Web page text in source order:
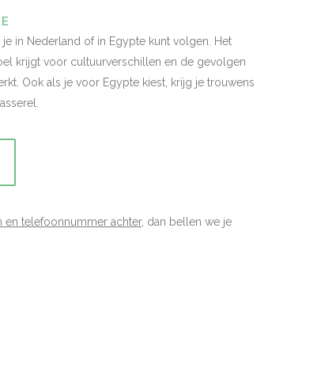
in Nederland of in Egypte kunt volgen. Het
krijgt voor cultuurverschillen en de gevolgen
Ook als je voor Egypte kiest, krijg je trouwens
en telefoonnummer achter, dan bellen we je